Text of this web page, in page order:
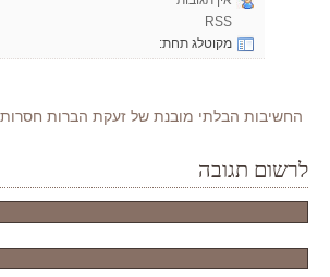
RSS
מקוטלג תחת:
החשיבות הבלתי מובנת של זעקת הברות
לרשום תגובה